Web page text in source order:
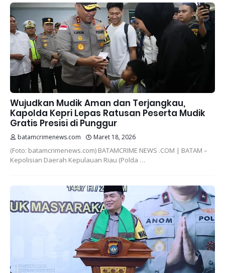
Wujudkan Mudik Aman dan Terjangkau,
Kapolda Kepri Lepas Ratusan Peserta Mudik
Gratis Presisi di Punggur
batamcrimenews.com Maret 18, 2026
(Foto: batamcrimenews.com) BATAMCRIME NEWS .COM | BATAM –
Kepolisian Daerah Kepulauan Riau (Polda …